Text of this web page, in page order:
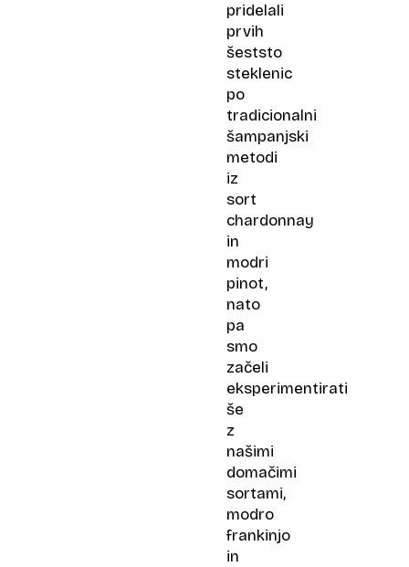
pridelali
prvih
šeststo
steklenic
po
tradicionalni
šampanjski
metodi
iz
sort
chardonnay
in
modri
pinot,
nato
pa
smo
začeli
eksperimentirati
še
z
našimi
domačimi
sortami,
modro
frankinjo
in